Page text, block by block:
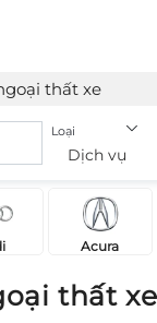
thất xe
Loại
Dịch vụ
Acura
thất